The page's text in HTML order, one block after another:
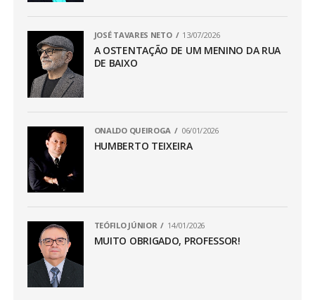
JOSÉ TAVARES NETO 13/07/2026
A OSTENTAÇÃO DE UM MENINO DA RUA
DE BAIXO
ONALDO QUEIROGA 06/01/2026
HUMBERTO TEIXEIRA
TEÓFILO JÚNIOR 14/01/2026
MUITO OBRIGADO, PROFESSOR!